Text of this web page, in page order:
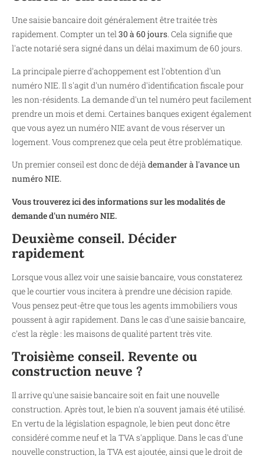
Une saisie bancaire doit généralement être traitée très
rapidement. Compter un tel30 à 60 jours. Cela signifie que
l'acte notarié sera signé dans un délai maximum de 60 jours.
La principale pierre d'achoppement est l'obtention d'un
numéro NIE. Il s'agit d'un numéro d'identification fiscale pour
les non-résidents. La demande d'un tel numéro peut facilement
prendre un mois et demi. Certaines banques exigent également
que vous ayez un numéro NIE avant de vous réserver un
logement. Vous comprenez que cela peut être problématique.
Un premier conseil est donc de déjà demander à l'avance un
numéro NIE.
Vous trouverez ici des informations sur les modalités de
demande d'un numéro NIE.
Deuxième conseil. Décider
rapidement
Lorsque vous allez voir une saisie bancaire, vous constaterez
que le courtier vous incitera à prendre une décision rapide.
Vous pensez peut-être que tous les agents immobiliers vous
poussent à agir rapidement. Dans le cas d'une saisie bancaire,
c'est la règle : les maisons de qualité partent très vite.
Troisième conseil. Revente ou
construction neuve ?
Il arrive qu'une saisie bancaire soit en fait une nouvelle
construction. Après tout, le bien n'a souvent jamais été utilisé.
En vertu de la législation espagnole, le bien peut donc être
considéré comme neuf et la TVA s'applique. Dans le cas d'une
nouvelle construction, la TVA est ajoutée, ainsi que le droit de